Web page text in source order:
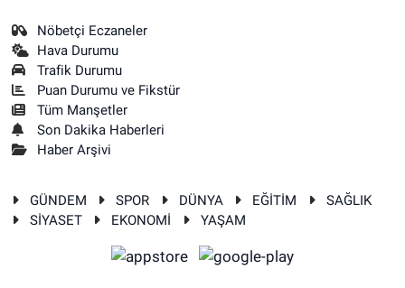
Nöbetçi Eczaneler
Hava Durumu
Trafik Durumu
Puan Durumu ve Fikstür
Tüm Manşetler
Son Dakika Haberleri
Haber Arşivi
GÜNDEM SPOR DÜNYA EĞİTİM
SAĞLIK
SİYASET
EKONOMİ YAŞAM